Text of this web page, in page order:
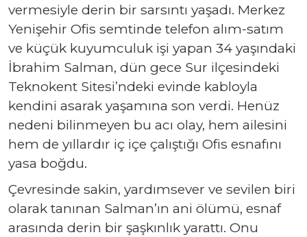
vermesiyle derin bir sarsıntı yaşadı. Merkez
Yenişehir Ofis semtinde telefon alım-satım
ve küçük kuyumculuk işi yapan 34 yaşındaki
İbrahim Salman, dün gece Sur ilçesindeki
Teknokent Sitesi’ndeki evinde kabloyla
kendini asarak yaşamına son verdi. Henüz
nedeni bilinmeyen bu acı olay, hem ailesini
hem de yıllardır iç içe çalıştığı Ofis esnafını
yasa boğdu.
Çevresinde sakin, yardımsever ve sevilen biri
olarak tanınan Salman’ın ani ölümü, esnaf
arasında derin bir şaşkınlık yarattı. Onu